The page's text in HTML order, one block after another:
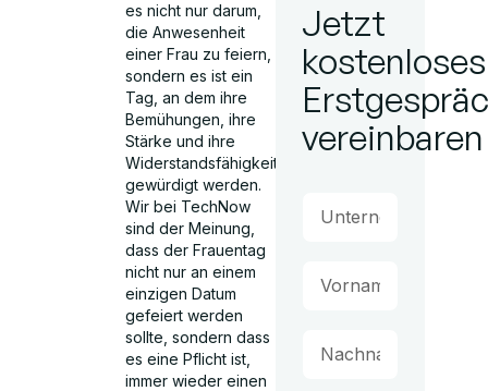
es nicht nur darum,
die Anwesenheit
einer Frau zu feiern,
sondern es ist ein
Tag, an dem ihre
Bemühungen, ihre
Stärke und ihre
Widerstandsfähigkeit
gewürdigt werden.
Wir bei TechNow
sind der Meinung,
dass der Frauentag
nicht nur an einem
einzigen Datum
gefeiert werden
sollte, sondern dass
es eine Pflicht ist,
immer wieder einen
Jetzt
kostenloses
vereinbaren